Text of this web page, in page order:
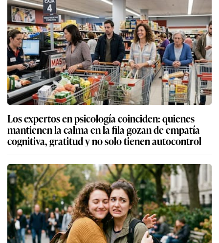
Los expertos en psicología coinciden: quienes
mantienen la calma en la fila gozan de empatía
cognitiva, gratitud y no solo tienen autocontrol